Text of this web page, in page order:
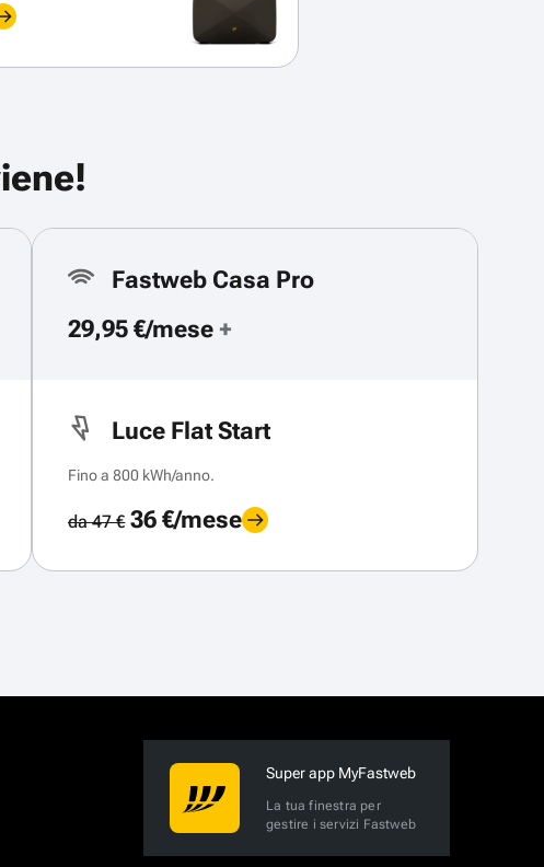
Fastweb Casa Pro
29,95 €/mese +
Luce Flat Start
Fino a 800 kWh/anno.
da 47 €36 €/mese
Super app MyFastweb
La tua finestra per
gestire i servizi Fastweb